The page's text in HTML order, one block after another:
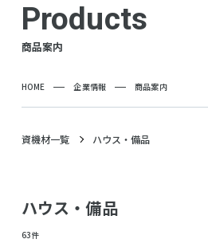
Products
商品案内
HOME 企業情報 商品案内
資機材一覧 ハウス・備品
ハウス・備品
63件